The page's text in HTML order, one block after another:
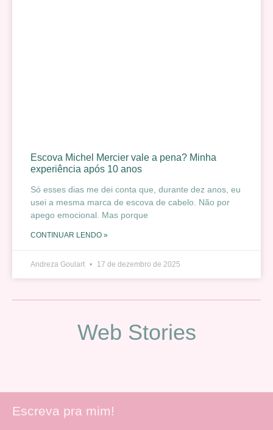
Escova Michel Mercier vale a pena? Minha
experiência após 10 anos
Só esses dias me dei conta que, durante dez anos, eu
usei a mesma marca de escova de cabelo. Não por
apego emocional. Mas porque
CONTINUAR LENDO »
Andreza Goulart 17 de dezembro de 2025
Web Stories
Escreva pra mim!